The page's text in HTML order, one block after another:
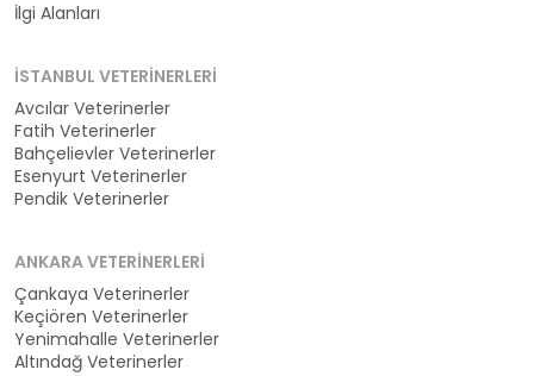
İlgi Alanları
İSTANBUL VETERINERLERI
Avcılar Veterinerler
Fatih Veterinerler
Bahçelievler Veterinerler
Esenyurt Veterinerler
Pendik Veterinerler
ANKARA VETERINERLERI
Çankaya Veterinerler
Keçiören Veterinerler
Yenimahalle Veterinerler
Altındağ Veterinerler